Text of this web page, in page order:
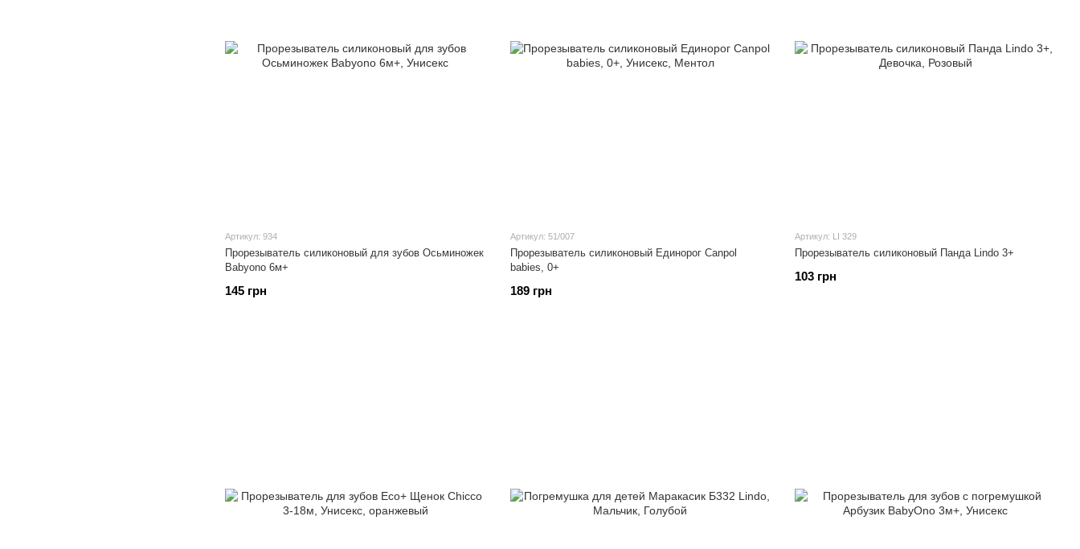
Артикул: 934
Прорезыватель силиконовый для зубов Осьминожек
Babyono 6м+
145 грн
Артикул: 51/007
Прорезыватель силиконовый Единорог Canpol
babies, 0+
189 грн
Артикул: LI 329
Прорезыватель силиконовый Панда Lindo 3+
103 грн